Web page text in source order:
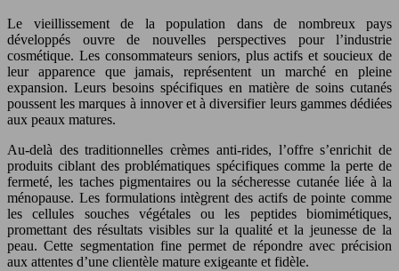
Le vieillissement de la population dans de nombreux pays
développés ouvre de nouvelles perspectives pour l’industrie
cosmétique. Les consommateurs seniors, plus actifs et soucieux de
leur apparence que jamais, représentent un marché en pleine
expansion. Leurs besoins spécifiques en matière de soins cutanés
poussent les marques à innover et à diversifier leurs gammes dédiées
aux peaux matures.
Au-delà des traditionnelles crèmes anti-rides, l’offre s’enrichit de
produits ciblant des problématiques spécifiques comme la perte de
fermeté, les taches pigmentaires ou la sécheresse cutanée liée à la
ménopause. Les formulations intègrent des actifs de pointe comme
les cellules souches végétales ou les peptides biomimétiques,
promettant des résultats visibles sur la qualité et la jeunesse de la
peau. Cette segmentation fine permet de répondre avec précision
aux attentes d’une clientèle mature exigeante et fidèle.